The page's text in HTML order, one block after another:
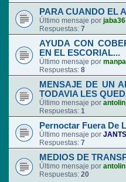
PARA CUANDO EL
Último mensaje por jaba36
Respuestas: 7
AYUDA CON
EN EL ESCORIAL...
Último mensaje por
Respuestas: 8
MENSAJE DE UN
TODAVIA LES
Último mensaje por antolin
Respuestas: 1
Pernoctar Fuera De
Último mensaje por
Respuestas: 7
MEDIOS DE
Último mensaje por antolin
Respuestas: 20